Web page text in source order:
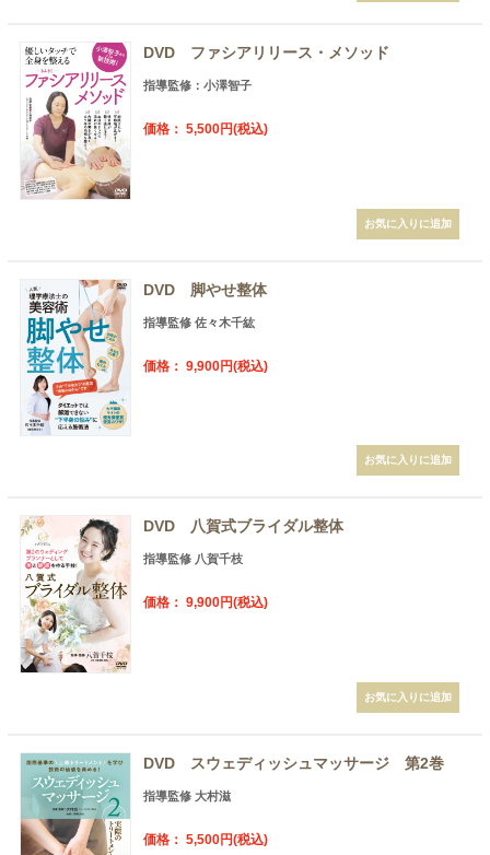
DVD ファシアリリース・メソッド
指導監修：小澤智子
価格： 5,500円(税込)
DVD 脚やせ整体
指導監修 佐々木千紘
価格： 9,900円(税込)
DVD 八賀式ブライダル整体
指導監修 八賀千枝
価格： 9,900円(税込)
DVD スウェディッシュマッサージ 第2巻
指導監修 大村滋
価格： 5,500円(税込)